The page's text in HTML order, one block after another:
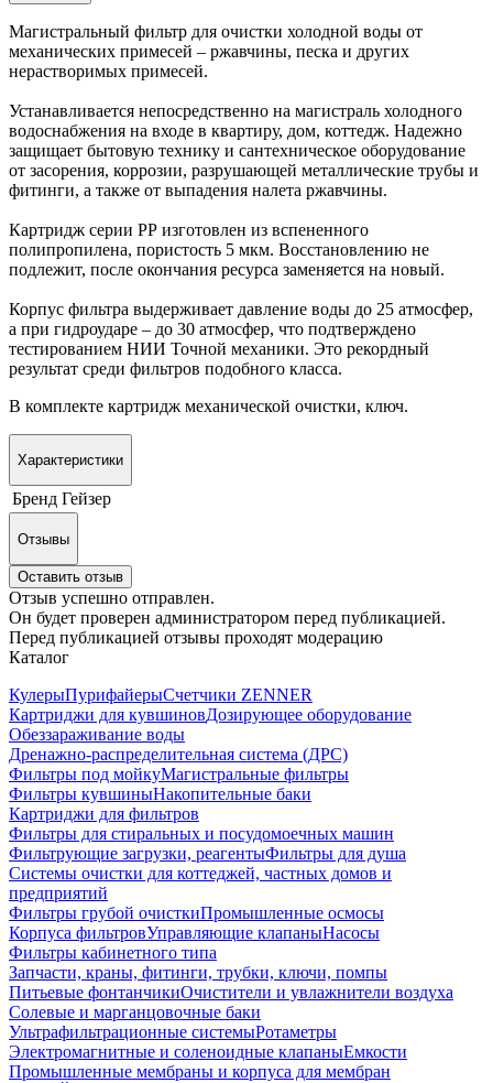
Магистральный фильтр для очистки холодной воды от
механических примесей – ржавчины, песка и других
нерастворимых примесей.
Устанавливается непосредственно на магистраль холодного
водоснабжения на входе в квартиру, дом, коттедж. Надежно
защищает бытовую технику и сантехническое оборудование
от засорения, коррозии, разрушающей металлические трубы и
фитинги, а также от выпадения налета ржавчины.
Картридж серии РР изготовлен из вспененного
полипропилена, пористость 5 мкм. Восстановлению не
подлежит, после окончания ресурса заменяется на новый.
Корпус фильтра выдерживает давление воды до 25 атмосфер,
а при гидроударе – до 30 атмосфер, что подтверждено
тестированием НИИ Точной механики. Это рекордный
результат среди фильтров подобного класса.
В комплекте картридж механической очистки, ключ.
Характеристики
Бренд Гейзер
Отзывы
Оставить отзыв
Отзыв успешно отправлен.
Он будет проверен администратором перед публикацией.
Перед публикацией отзывы проходят модерацию
Каталог
КулерыПурифайерыСчетчики ZENNER
Картриджи для кувшиновДозирующее оборудование
Обеззараживание воды
Дренажно-распределительная система (ДРС)
Фильтры под мойкуМагистральные фильтры
Фильтры кувшиныНакопительные баки
Картриджи для фильтров
Фильтры для стиральных и посудомоечных машин
Фильтрующие загрузки, реагентыФильтры для душа
Системы очистки для коттеджей, частных домов и
предприятий
Фильтры грубой очисткиПромышленные осмосы
Корпуса фильтровУправляющие клапаныНасосы
Фильтры кабинетного типа
Запчасти, краны, фитинги, трубки, ключи, помпы
Питьевые фонтанчикиОчистители и увлажнители воздуха
Солевые и марганцовочные баки
Ультрафильтрационные системыРотаметры
Электромагнитные и соленоидные клапаныЕмкости
Промышленные мембраны и корпуса для мембран